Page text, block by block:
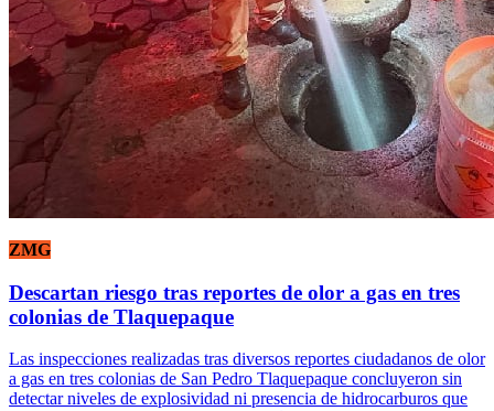
ZMG
Descartan riesgo tras reportes de olor a gas en tres
colonias de Tlaquepaque
Las inspecciones realizadas tras diversos reportes ciudadanos de olor
a gas en tres colonias de San Pedro Tlaquepaque concluyeron sin
detectar niveles de explosividad ni presencia de hidrocarburos que